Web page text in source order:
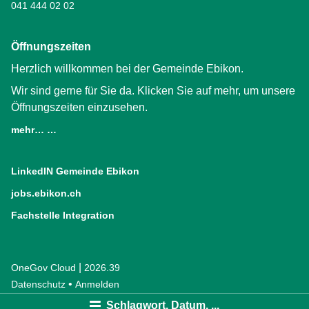
Schlagwort, Datum, ...
041 444 02 02
Öffnungszeiten
Herzlich willkommen bei der Gemeinde Ebikon.
Wir sind gerne für Sie da. Klicken Sie auf mehr, um unsere
Öffnungszeiten einzusehen.
mehr… …
LinkedIN Gemeinde Ebikon
jobs.ebikon.ch
Fachstelle Integration
OneGov Cloud (External Link)
2026.39
Datenschutz (External Link)
Anmelden